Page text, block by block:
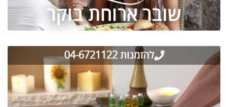
שובר ארוחת בוקר
להזמנות 04-6721122